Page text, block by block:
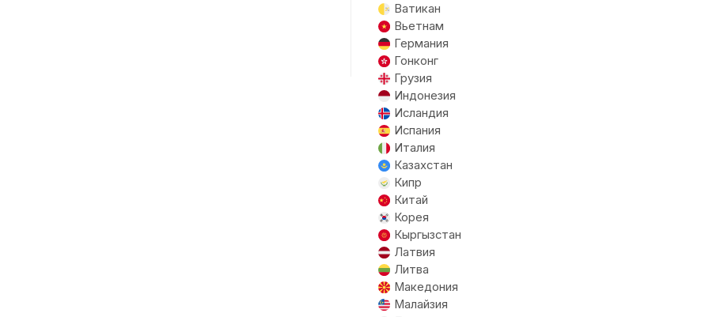
Ватикан
Вьетнам
Германия
Гонконг
Грузия
Индонезия
Исландия
Испания
Италия
Казахстан
Кипр
Китай
Корея
Кыргызстан
Латвия
Литва
Македония
Малайзия